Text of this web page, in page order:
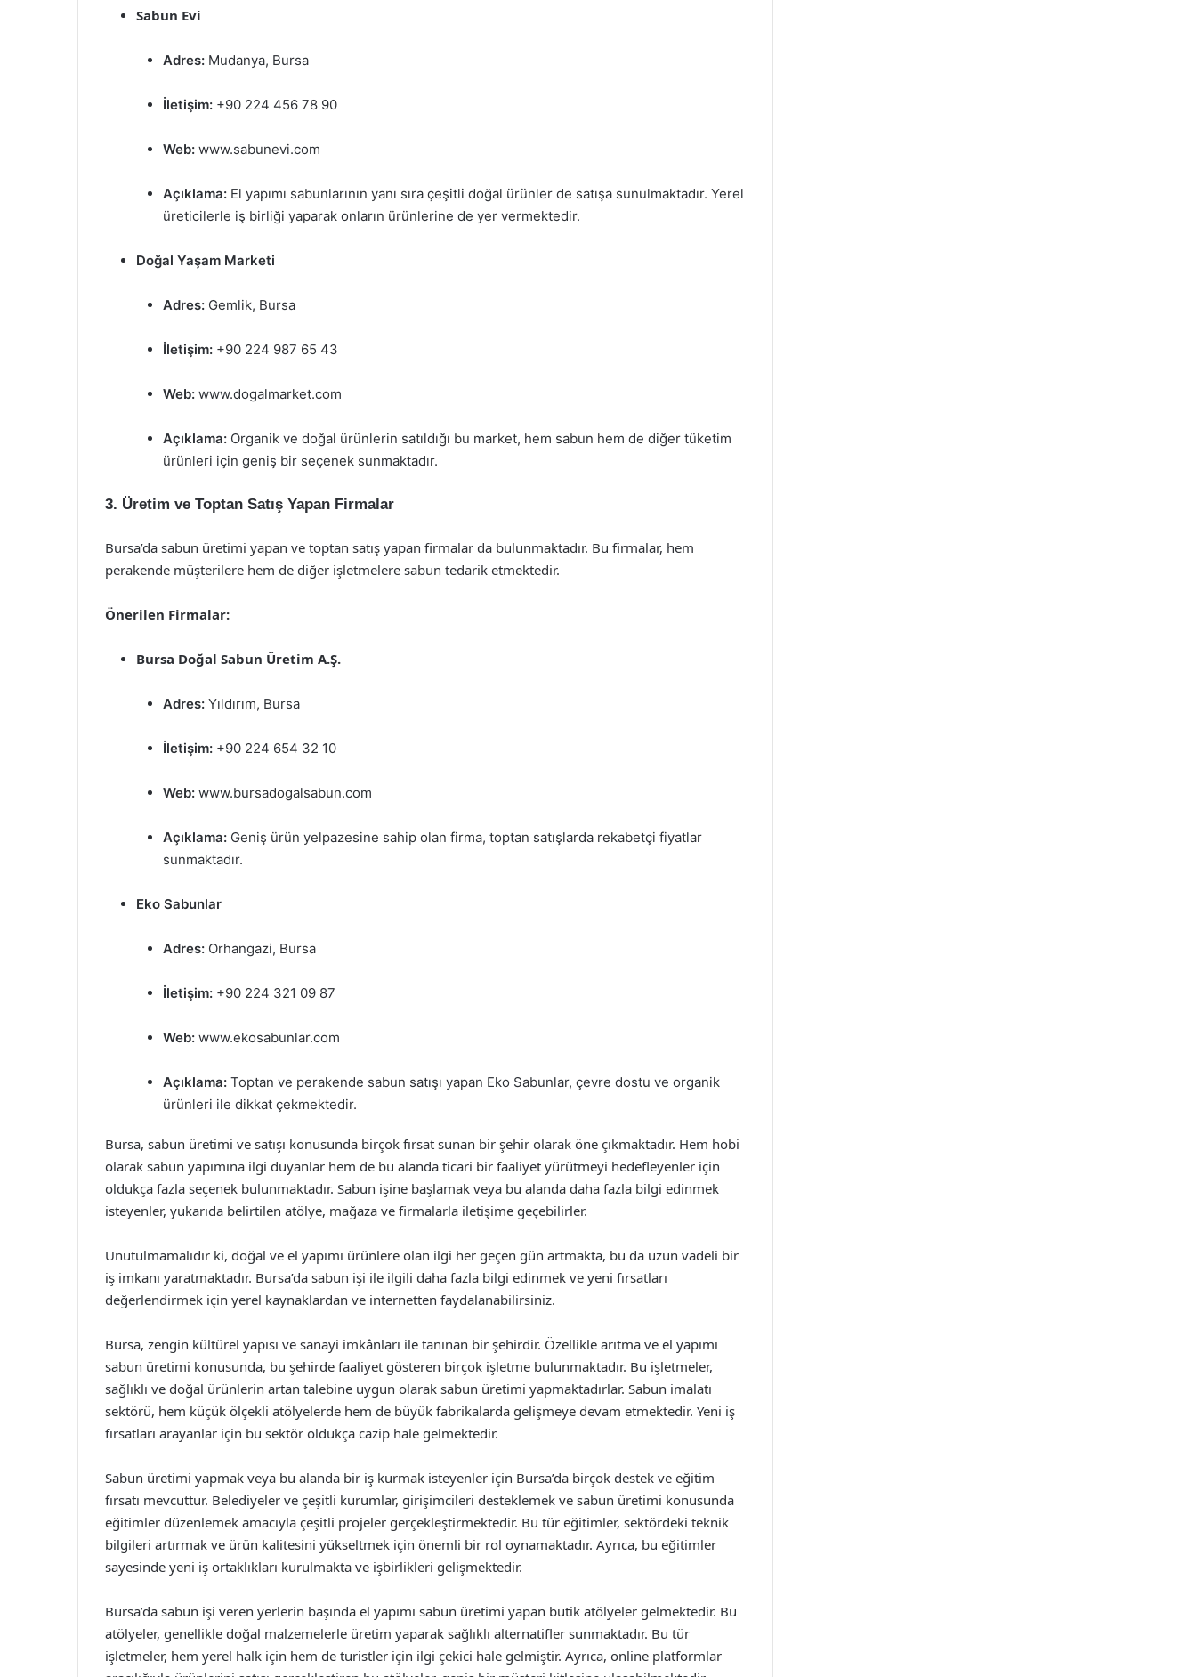
Sabun Evi
Adres: Mudanya, Bursa
İletişim: +90 224 456 78 90
Web: www.sabunevi.com
Açıklama: El yapımı sabunlarının yanı sıra çeşitli doğal ürünler de satışa sunulmaktadır. Yerel
üreticilerle iş birliği yaparak onların ürünlerine de yer vermektedir.
Doğal Yaşam Marketi
Adres: Gemlik, Bursa
İletişim: +90 224 987 65 43
Web: www.dogalmarket.com
Açıklama: Organik ve doğal ürünlerin satıldığı bu market, hem sabun hem de diğer tüketim
ürünleri için geniş bir seçenek sunmaktadır.
3. Üretim ve Toptan Satış Yapan Firmalar
Bursa’da sabun üretimi yapan ve toptan satış yapan firmalar da bulunmaktadır. Bu firmalar, hem
perakende müşterilere hem de diğer işletmelere sabun tedarik etmektedir.
Önerilen Firmalar:
Bursa Doğal Sabun Üretim A.Ş.
Adres: Yıldırım, Bursa
İletişim: +90 224 654 32 10
Web: www.bursadogalsabun.com
Açıklama: Geniş ürün yelpazesine sahip olan firma, toptan satışlarda rekabetçi fiyatlar
sunmaktadır.
Eko Sabunlar
Adres: Orhangazi, Bursa
İletişim: +90 224 321 09 87
Web: www.ekosabunlar.com
Açıklama: Toptan ve perakende sabun satışı yapan Eko Sabunlar, çevre dostu ve organik
ürünleri ile dikkat çekmektedir.
Bursa, sabun üretimi ve satışı konusunda birçok fırsat sunan bir şehir olarak öne çıkmaktadır. Hem hobi
olarak sabun yapımına ilgi duyanlar hem de bu alanda ticari bir faaliyet yürütmeyi hedefleyenler için
oldukça fazla seçenek bulunmaktadır. Sabun işine başlamak veya bu alanda daha fazla bilgi edinmek
isteyenler, yukarıda belirtilen atölye, mağaza ve firmalarla iletişime geçebilirler.
Unutulmamalıdır ki, doğal ve el yapımı ürünlere olan ilgi her geçen gün artmakta, bu da uzun vadeli bir
iş imkanı yaratmaktadır. Bursa’da sabun işi ile ilgili daha fazla bilgi edinmek ve yeni fırsatları
değerlendirmek için yerel kaynaklardan ve internetten faydalanabilirsiniz.
Bursa, zengin kültürel yapısı ve sanayi imkânları ile tanınan bir şehirdir. Özellikle arıtma ve el yapımı
sabun üretimi konusunda, bu şehirde faaliyet gösteren birçok işletme bulunmaktadır. Bu işletmeler,
sağlıklı ve doğal ürünlerin artan talebine uygun olarak sabun üretimi yapmaktadırlar. Sabun imalatı
sektörü, hem küçük ölçekli atölyelerde hem de büyük fabrikalarda gelişmeye devam etmektedir. Yeni iş
fırsatları arayanlar için bu sektör oldukça cazip hale gelmektedir.
Sabun üretimi yapmak veya bu alanda bir iş kurmak isteyenler için Bursa’da birçok destek ve eğitim
fırsatı mevcuttur. Belediyeler ve çeşitli kurumlar, girişimcileri desteklemek ve sabun üretimi konusunda
eğitimler düzenlemek amacıyla çeşitli projeler gerçekleştirmektedir. Bu tür eğitimler, sektördeki teknik
bilgileri artırmak ve ürün kalitesini yükseltmek için önemli bir rol oynamaktadır. Ayrıca, bu eğitimler
sayesinde yeni iş ortaklıkları kurulmakta ve işbirlikleri gelişmektedir.
Bursa’da sabun işi veren yerlerin başında el yapımı sabun üretimi yapan butik atölyeler gelmektedir. Bu
atölyeler, genellikle doğal malzemelerle üretim yaparak sağlıklı alternatifler sunmaktadır. Bu tür
işletmeler, hem yerel halk için hem de turistler için ilgi çekici hale gelmiştir. Ayrıca, online platformlar